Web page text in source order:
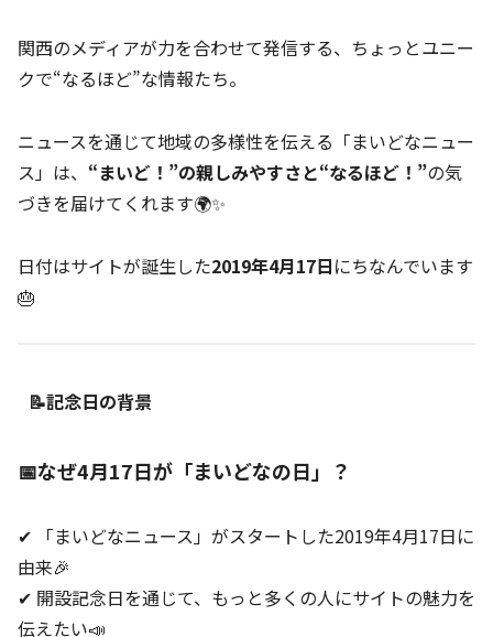
関西のメディアが力を合わせて発信する、ちょっとユニー
クで“なるほど”な情報たち。
ニュースを通じて地域の多様性を伝える「まいどなニュー
ス」は、 “まいど！”の親しみやすさと“なるほど！”の気
づきを届けてくれます🌍✨
日付はサイトが誕生した2019年4月17日にちなんでいます
🎂
📝記念日の背景
📅なぜ4月17日が「まいどなの日」？
✔ 「まいどなニュース」がスタートした2019年4月17日に
由来🎉
✔ 開設記念日を通じて、もっと多くの人にサイトの魅力を
伝えたい📣